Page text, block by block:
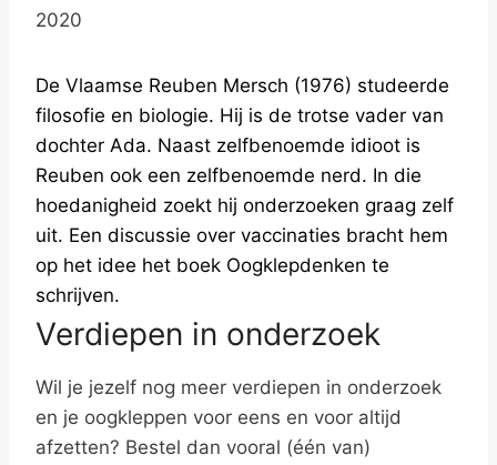
2020
De Vlaamse Reuben Mersch (1976) studeerde
filosofie en biologie. Hij is de trotse vader van
dochter Ada. Naast zelfbenoemde idioot is
Reuben ook een zelfbenoemde nerd. In die
hoedanigheid zoekt hij onderzoeken graag zelf
uit. Een discussie over vaccinaties bracht hem
op het idee het boek Oogklepdenken te
schrijven.
Verdiepen in onderzoek
Wil je jezelf nog meer verdiepen in onderzoek
en je oogkleppen voor eens en voor altijd
afzetten? Bestel dan vooral (één van)